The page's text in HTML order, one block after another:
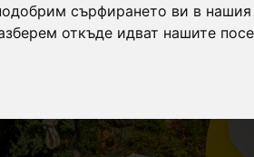
сърфирането ви в
откъде идват нашите